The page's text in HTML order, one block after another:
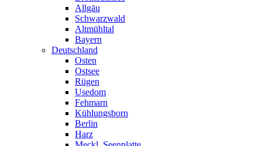
Allgäu
Schwarzwald
Altmühltal
Bayern
Deutschland
Osten
Ostsee
Rügen
Usedom
Fehmarn
Kühlungsborn
Berlin
Harz